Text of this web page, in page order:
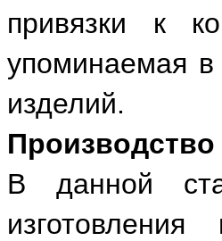
привязки к
упоминаемая
изделий.
В данной